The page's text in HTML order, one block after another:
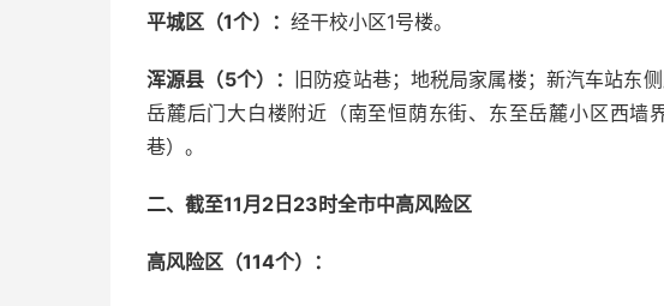
平城区（1个）： 经干校小区1号楼。
浑源县（5个）：
旧防疫站巷；地税局家属楼；新汽车站东
岳麓后门大白楼附近（南至恒荫东街、东至岳麓小区西墙
巷）。
二、截至11月2日23时全市中高风险区
高风险区（114个）：